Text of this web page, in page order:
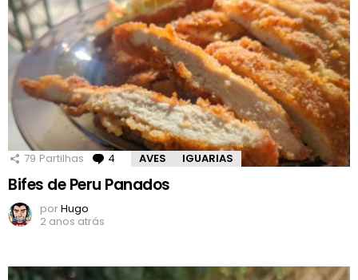
79 Partilhas 4 Comentários
AVES IGUARIAS
Bifes de Peru Panados
porHugo
2 anos atrás